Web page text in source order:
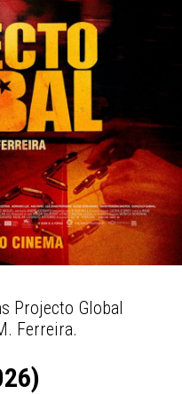
Projecto Global
Ferreira.